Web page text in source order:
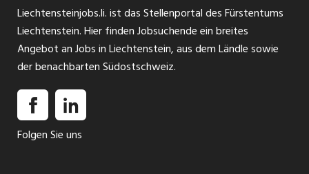
Liechtensteinjobs.li. ist das Stellenportal des Fürstentums
Liechtenstein. Hier finden Jobsuchende ein breites
Angebot an Jobs in Liechtenstein, aus dem Ländle sowie
der benachbarten Südostschweiz.
Folgen Sie uns